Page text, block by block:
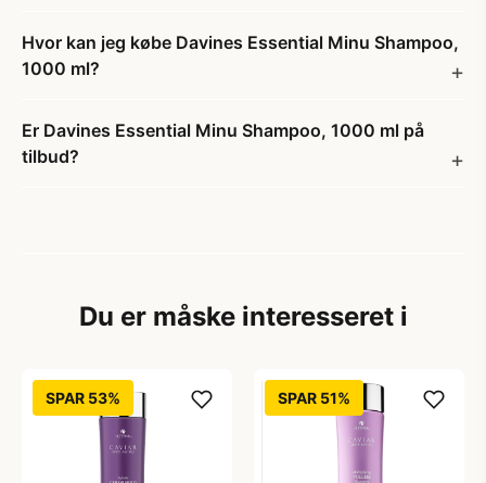
Hvor kan jeg købe Davines Essential Minu Shampoo,
1000 ml?
Er Davines Essential Minu Shampoo, 1000 ml på
tilbud?
Du er måske interesseret i
SPAR 53% SPAR 51%